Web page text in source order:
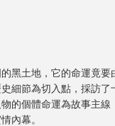
黑土地，它的命運竟要
細節為切入點，採訪了
的個體命運為故事主線
內幕。